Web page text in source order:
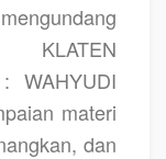
KLATEN
WAHYUDI
materi
dan